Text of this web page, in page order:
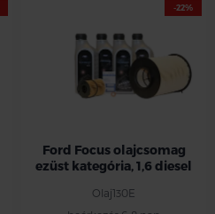
-22%
Ford Focus olajcsomag
ezüst kategória, 1,6 diesel
Olaj130E